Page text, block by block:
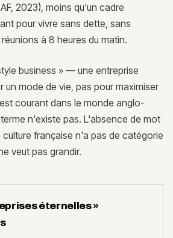
2023), moins qu'un cadre
pour vivre sans dette, sans
à 8 heures du matin.
business » — une entreprise
un mode de vie, pas pour maximiser
courant dans le monde anglo-
n'existe pas. L'absence de mot
française n'a pas de catégorie
veut pas grandir.
éternelles »